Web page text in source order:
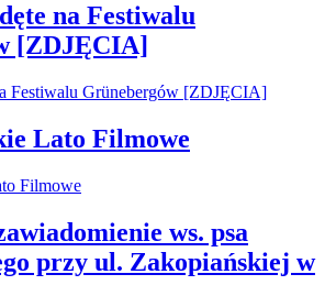
na Festiwalu
[ZDJĘCIA]
Lato Filmowe
ws. psa
przy ul. Zakopiańskiej w